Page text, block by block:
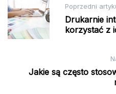
Nawigacja
wpisu
Poprzedni
Drukarnie
korzystać z
Jakie są często